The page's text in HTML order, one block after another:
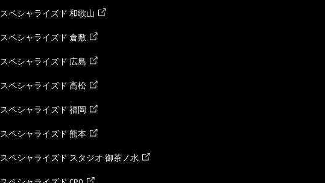
スペシャライズド 和歌山
スペシャライズド 倉敷
スペシャライズド 広島
スペシャライズド 高松
スペシャライズド 福岡
スペシャライズド 熊本
スペシャライズド スタジオ 御茶ノ水